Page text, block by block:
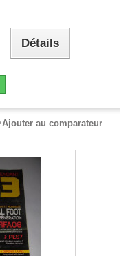
Détails
Ajouter au comparateur